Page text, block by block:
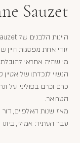
Sauzet
זוהי אחת מפסגות היין
הנשוי לנכדתו של
כרם וכרם בפוליני, על
הטרואר.
מאז שנות האלפיים,
עבר העתיד: אמילי,